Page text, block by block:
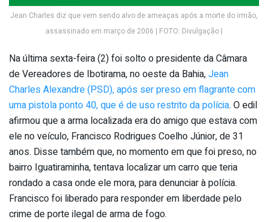
Jean Charles diz que vem sendo alvo de ameaças após a morte do irmão,
assassinado em março de 2006 | FOTO: Divulgação |
Na última sexta-feira (2) foi solto o presidente da Câmara
de Vereadores de Ibotirama, no oeste da Bahia,Jean
Charles Alexandre (PSD), após ser preso em flagrante com
uma pistola ponto 40, que é de uso restrito da polícia. O edil
afirmou que a arma localizada era do amigo que estava com
ele no veículo, Francisco Rodrigues Coelho Júnior, de 31
anos. Disse também que, no momento em que foi preso, no
bairro Iguatiraminha, tentava localizar um carro que teria
rondado a casa onde ele mora, para denunciar à polícia.
Francisco foi liberado para responder em liberdade pelo
crime de porte ilegal de arma de fogo.